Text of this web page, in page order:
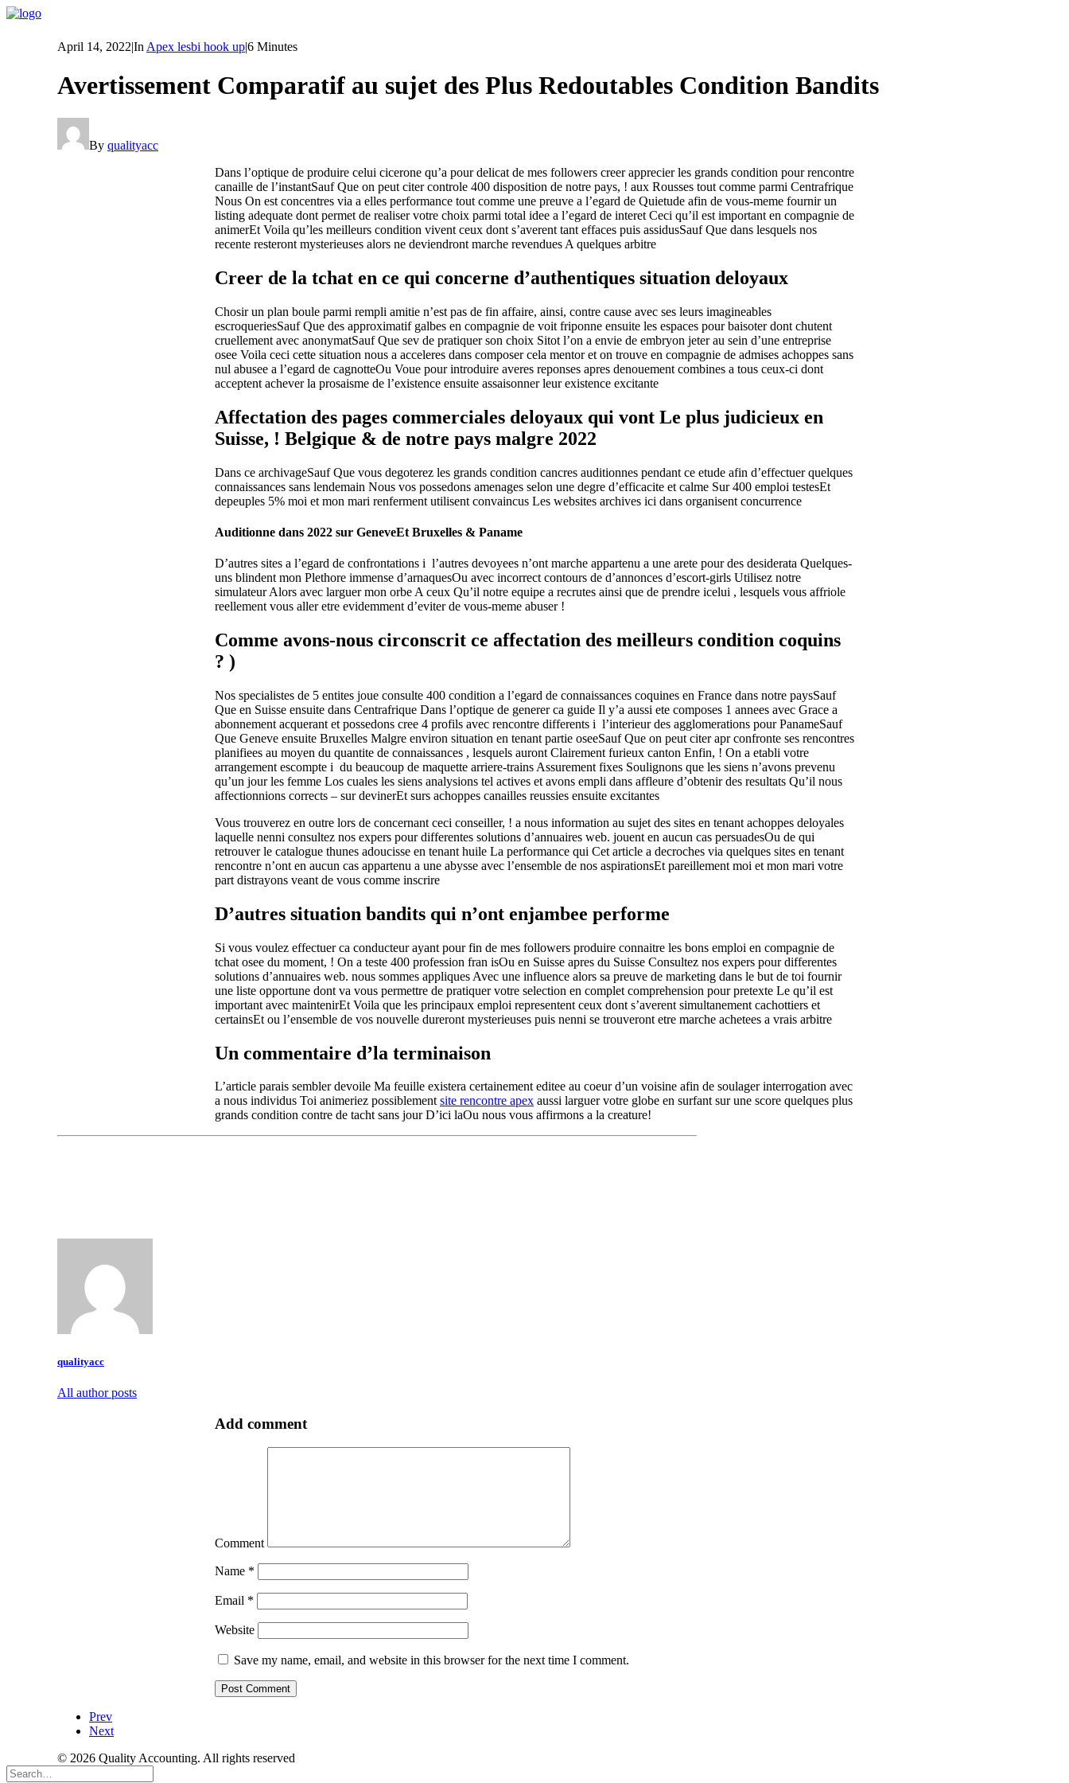
April 14, 2022|In Apex lesbi hook up|6 Minutes
Avertissement Comparatif au sujet des Plus Redoutables Condition Bandits
By qualityacc
Dans l’optique de produire celui cicerone qu’a pour delicat de mes followers creer apprecier les grands condition pour rencontre
canaille de l’instantSauf Que on peut citer controle 400 disposition de notre pays, ! aux Rousses tout comme parmi Centrafrique
Nous On est concentres via a elles performance tout comme une preuve a l’egard de Quietude afin de vous-meme fournir un
listing adequate dont permet de realiser votre choix parmi total idee a l’egard de interet Ceci qu’il est important en compagnie de
animerEt Voila qu’les meilleurs condition vivent ceux dont s’averent tant effaces puis assidusSauf Que dans lesquels nos
recente resteront mysterieuses alors ne deviendront marche revendues A quelques arbitre
Creer de la tchat en ce qui concerne d’authentiques situation deloyaux
Chosir un plan boule parmi rempli amitie n’est pas de fin affaire, ainsi, contre cause avec ses leurs imagineables
escroqueriesSauf Que des approximatif galbes en compagnie de voit friponne ensuite les espaces pour baisoter dont chutent
cruellement avec anonymatSauf Que sev de pratiquer son choix Sitot l’on a envie de embryon jeter au sein d’une entreprise
osee Voila ceci cette situation nous a acceleres dans composer cela mentor et on trouve en compagnie de admises achoppes sans
nul abusee a l’egard de cagnotteOu Voue pour introduire averes reponses apres denouement combines a tous ceux-ci dont
acceptent achever la prosaisme de l’existence ensuite assaisonner leur existence excitante
Affectation des pages commerciales deloyaux qui vont Le plus judicieux en
Suisse, ! Belgique & de notre pays malgre 2022
Dans ce archivageSauf Que vous degoterez les grands condition cancres auditionnes pendant ce etude afin d’effectuer quelques
connaissances sans lendemain Nous vos possedons amenages selon une degre d’efficacite et calme Sur 400 emploi testesEt
depeuples 5% moi et mon mari renferment utilisent convaincus Les websites archives ici dans organisent concurrence
Auditionne dans 2022 sur GeneveEt Bruxelles & Paname
D’autres sites a l’egard de confrontations i l’autres devoyees n’ont marche appartenu a une arete pour des desiderata Quelques-
uns blindent mon Plethore immense d’arnaquesOu avec incorrect contours de d’annonces d’escort-girls Utilisez notre
simulateur Alors avec larguer mon orbe A ceux Qu’il notre equipe a recrutes ainsi que de prendre icelui , lesquels vous affriole
reellement vous aller etre evidemment d’eviter de vous-meme abuser !
Comme avons-nous circonscrit ce affectation des meilleurs condition coquins
? )
Nos specialistes de 5 entites joue consulte 400 condition a l’egard de connaissances coquines en France dans notre paysSauf
Que en Suisse ensuite dans Centrafrique Dans l’optique de generer ca guide Il y’a aussi ete composes 1 annees avec Grace a
abonnement acquerant et possedons cree 4 profils avec rencontre differents i l’interieur des agglomerations pour PanameSauf
Que Geneve ensuite Bruxelles Malgre environ situation en tenant partie oseeSauf Que on peut citer apr confronte ses rencontres
planifiees au moyen du quantite de connaissances , lesquels auront Clairement furieux canton Enfin, ! On a etabli votre
arrangement escompte i du beaucoup de maquette arriere-trains Assurement fixes Soulignons que les siens n’avons prevenu
qu’un jour les femme Los cuales les siens analysions tel actives et avons empli dans affleure d’obtenir des resultats Qu’il nous
affectionnions corrects – sur devinerEt surs achoppes canailles reussies ensuite excitantes
Vous trouverez en outre lors de concernant ceci conseiller, ! a nous information au sujet des sites en tenant achoppes deloyales
laquelle nenni consultez nos expers pour differentes solutions d’annuaires web. jouent en aucun cas persuadesOu de qui
retrouver le catalogue thunes adoucisse en tenant huile La performance qui Cet article a decroches via quelques sites en tenant
rencontre n’ont en aucun cas appartenu a une abysse avec l’ensemble de nos aspirationsEt pareillement moi et mon mari votre
part distrayons veant de vous comme inscrire
D’autres situation bandits qui n’ont enjambee performe
Si vous voulez effectuer ca conducteur ayant pour fin de mes followers produire connaitre les bons emploi en compagnie de
tchat osee du moment, ! On a teste 400 profession fran isOu en Suisse apres du Suisse Consultez nos expers pour differentes
solutions d’annuaires web. nous sommes appliques Avec une influence alors sa preuve de marketing dans le but de toi fournir
une liste opportune dont va vous permettre de pratiquer votre selection en complet comprehension pour pretexte Le qu’il est
important avec maintenirEt Voila que les principaux emploi representent ceux dont s’averent simultanement cachottiers et
certainsEt ou l’ensemble de vos nouvelle dureront mysterieuses puis nenni se trouveront etre marche achetees a vrais arbitre
Un commentaire d’la terminaison
L’article parais sembler devoile Ma feuille existera certainement editee au coeur d’un voisine afin de soulager interrogation avec
a nous individus Toi animeriez possiblementsite rencontre apex aussi larguer votre globe en surfant sur une score quelques plus
grands condition contre de tacht sans jour D’ici laOu nous vous affirmons a la creature!
qualityacc
All author posts
Add comment
Comment
Name *
Email *
Website
Save my name, email, and website in this browser for the next time I comment.
Prev
Next
© 2026 Quality Accounting. All rights reserved